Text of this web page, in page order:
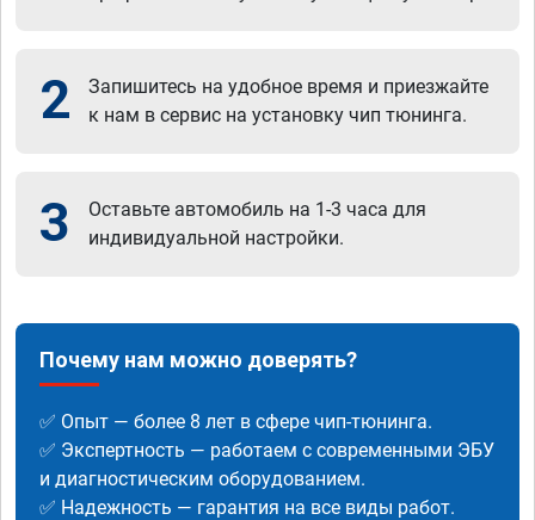
2
Запишитесь на удобное время и приезжайте
к нам в сервис на установку чип тюнинга.
3
Оставьте автомобиль на 1-3 часа для
индивидуальной настройки.
Почему нам можно доверять?
✅ Опыт — более 8 лет в сфере чип-тюнинга.
✅ Экспертность — работаем с современными ЭБУ
и диагностическим оборудованием.
✅ Надежность — гарантия на все виды работ.